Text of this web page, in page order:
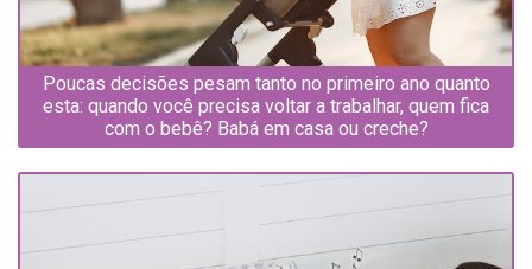
Poucas decisões pesam tanto no primeiro ano quanto
esta: quando você precisa voltar a trabalhar, quem fica
com o bebê? Babá em casa ou creche?